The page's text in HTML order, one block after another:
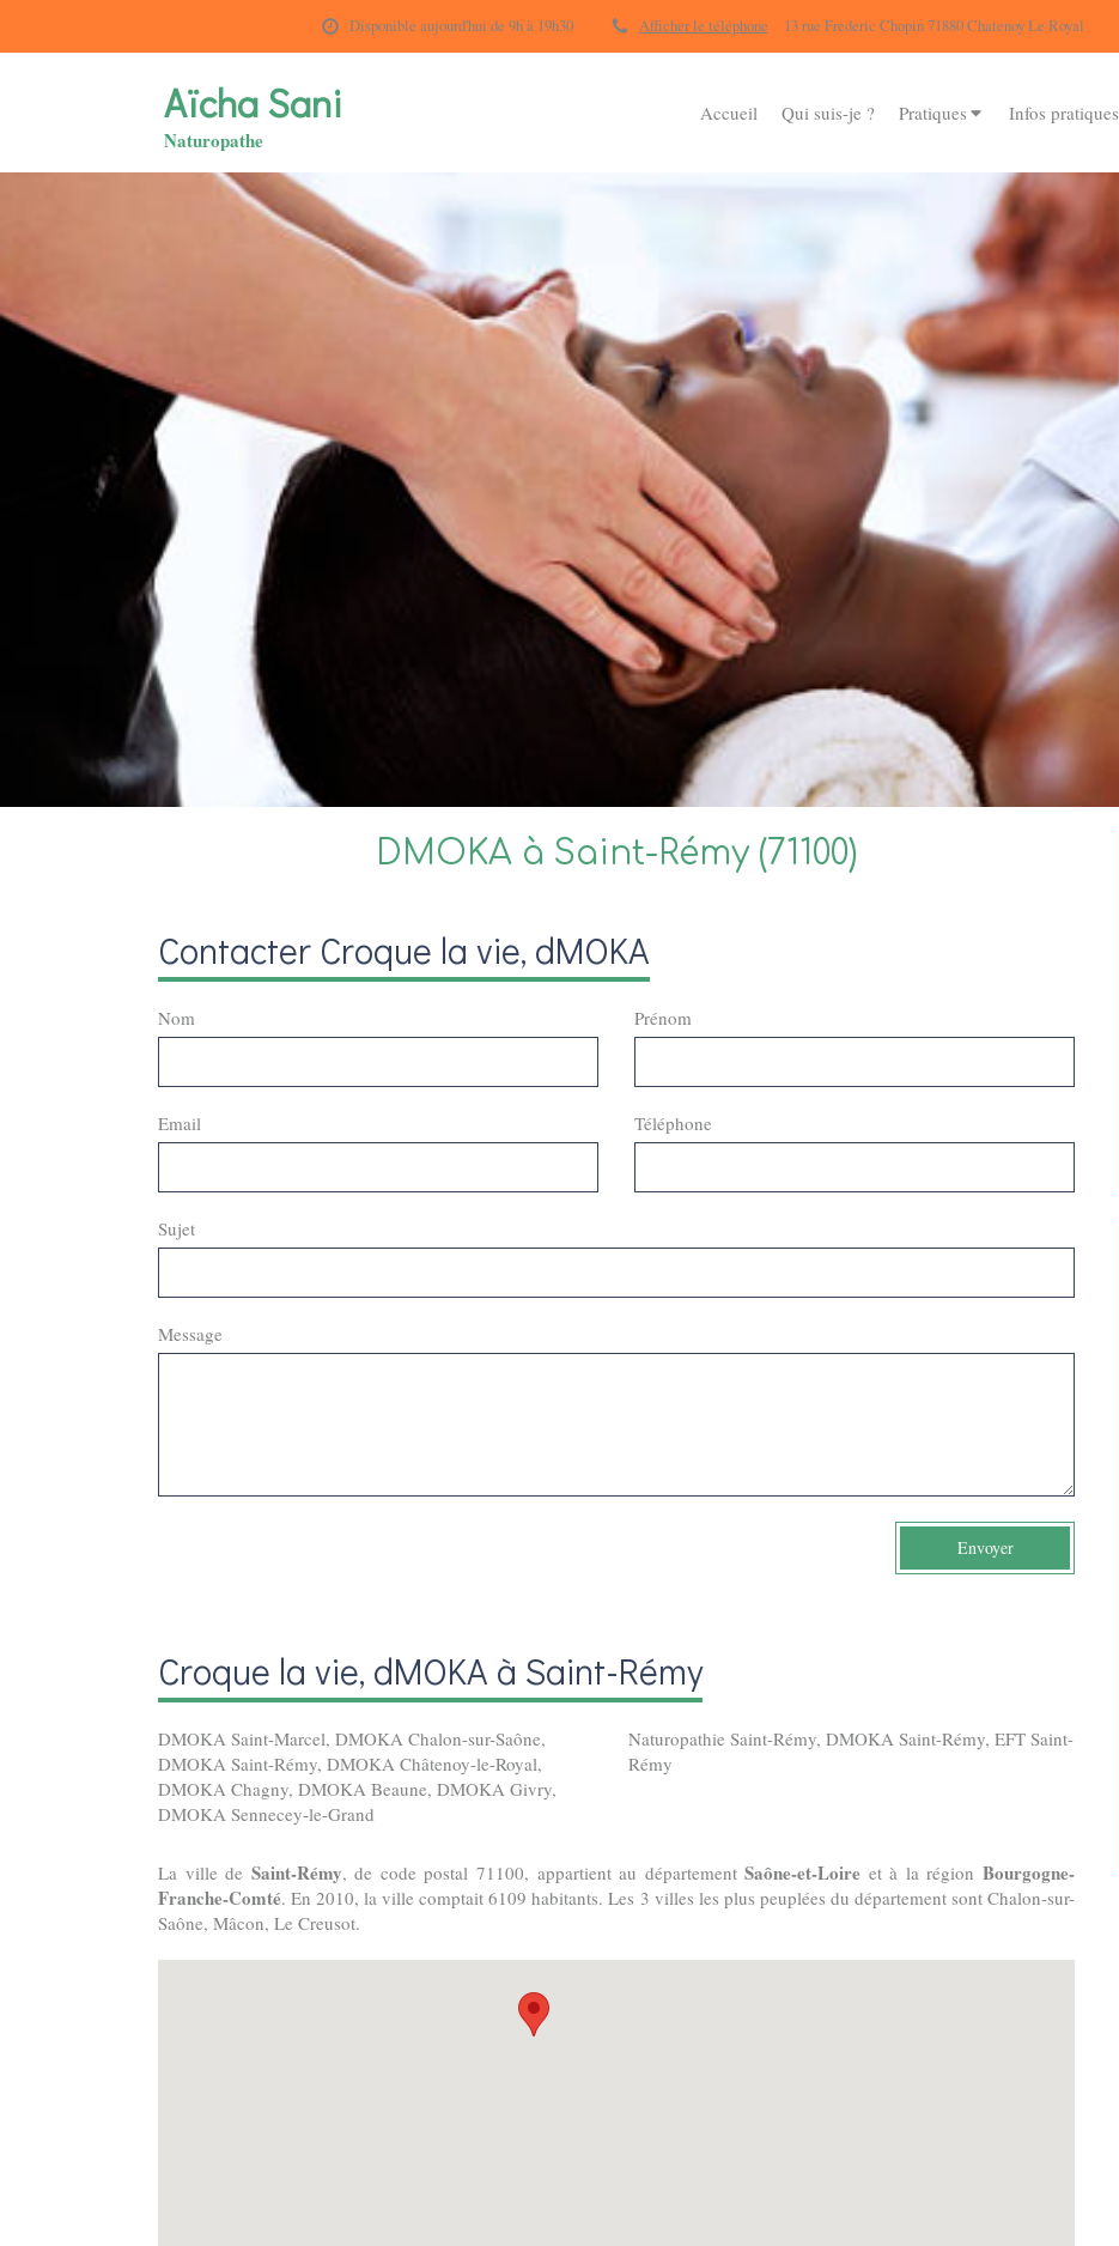
Disponible aujourd'hui de 9h à 19h30 Afficher le téléphone 13 rue Frederic Chopin 71880 Chatenoy Le Royal
Accueil Qui suis-je ? Pratiques Infos pratiques
Aïcha Sani
Naturopathe
DMOKA à Saint-Rémy (71100)
Contacter Croque la vie, dMOKA
Nom Prénom
Email Téléphone
Sujet
Message
Envoyer
Croque la vie, dMOKA à Saint-Rémy
DMOKA Saint-Marcel, DMOKA Chalon-sur-Saône,
DMOKA Saint-Rémy, DMOKA Châtenoy-le-Royal,
DMOKA Chagny, DMOKA Beaune, DMOKA Givry,
DMOKA Sennecey-le-Grand
Naturopathie Saint-Rémy, DMOKA Saint-Rémy, EFT Saint-
Rémy
La ville de Saint-Rémy, de code postal 71100, appartient au départementSaône-et-Loire et à la région Bourgogne-
Franche-Comté. En 2010, la ville comptait 6109 habitants. Les 3 villes les plus peuplées du département sont Chalon-sur-
Saône, Mâcon, Le Creusot.